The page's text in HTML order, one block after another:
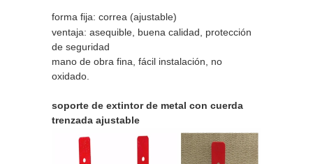
forma fija: correa (ajustable)
ventaja: asequible, buena calidad, protección
de seguridad
mano de obra fina, fácil instalación, no
oxidado.
soporte de extintor de metal con cuerda
trenzada ajustable